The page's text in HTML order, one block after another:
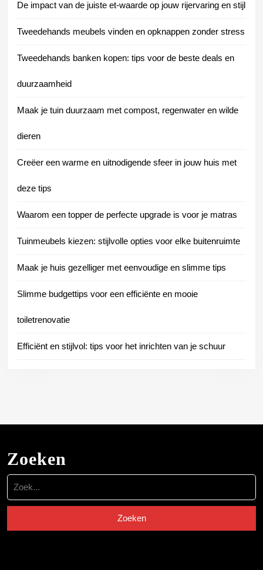
De impact van de juiste et-waarde op jouw rijervaring en stijl
Tweedehands meubels vinden en opknappen zonder stress
Tweedehands banken kopen: tips voor de beste deals en
duurzaamheid
Maak je tuin duurzaam met compost, regenwater en wilde
dieren
Creëer een warme en uitnodigende sfeer in jouw huis met
deze tips
Waarom een topper de perfecte upgrade is voor je matras
Tuinmeubels kiezen: stijlvolle opties voor elke buitenruimte
Maak je huis gezelliger met eenvoudige en slimme tips
Slimme budgettips voor een efficiënte en mooie
toiletrenovatie
Efficiënt en stijlvol: tips voor het inrichten van je schuur
Zoeken
Zoek
naar: